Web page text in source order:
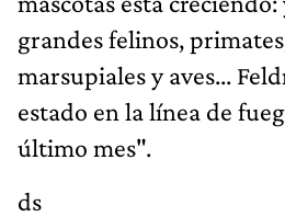
grandes felinos,
marsupiales y aves...
estado en la línea de
último mes".
ds